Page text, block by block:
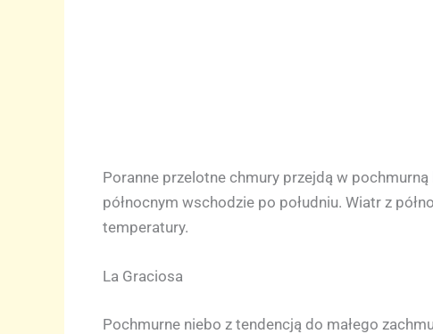
Poranne przelotne chmury przejdą w
północnym wschodzie po południu. Wiatr z
temperatury.
La Graciosa
Pochmurne niebo z tendencją do małego